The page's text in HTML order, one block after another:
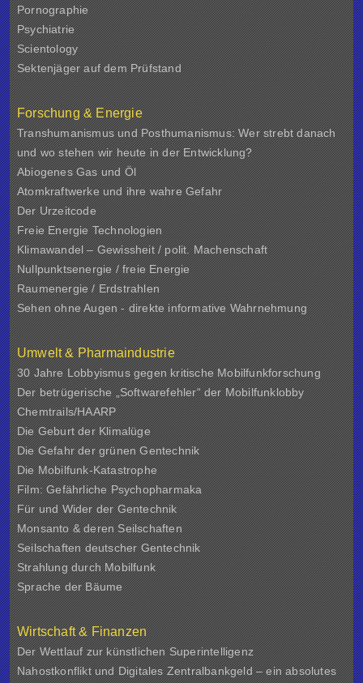
Pornographie
Psychiatrie
Scientology
Sektenjäger auf dem Prüfstand
Forschung & Energie
Transhumanismus und Posthumanismus: Wer strebt danach
und wo stehen wir heute in der Entwicklung?
Abiogenes Gas und Öl
Atomkraftwerke und ihre wahre Gefahr
Der Urzeitcode
Freie Energie Technologien
Klimawandel – Gewissheit / polit. Machenschaft
Nullpunktsenergie / freie Energie
Raumenergie / Erdstrahlen
Sehen ohne Augen - direkte informative Wahrnehmung
Umwelt & Pharmaindustrie
30 Jahre Lobbyismus gegen kritische Mobilfunkforschung
Der betrügerische „Softwarefehler“ der Mobilfunklobby
Chemtrails/HAARP
Die Geburt der Klimalüge
Die Gefahr der grünen Gentechnik
Die Mobilfunk-Katastrophe
Film: Gefährliche Psychopharmaka
Für und Wider der Gentechnik
Monsanto & deren Seilschaften
Seilschaften deutscher Gentechnik
Strahlung durch Mobilfunk
Sprache der Bäume
Wirtschaft & Finanzen
Der Wettlauf zur künstlichen Superintelligenz
Nahostkonflikt und Digitales Zentralbankgeld – ein absolutes